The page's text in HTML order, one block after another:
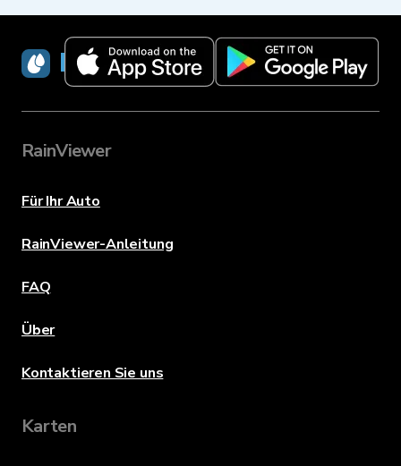
RainViewer
RainViewer
Für Ihr Auto
RainViewer-Anleitung
FAQ
Über
Kontaktieren Sie uns
Karten